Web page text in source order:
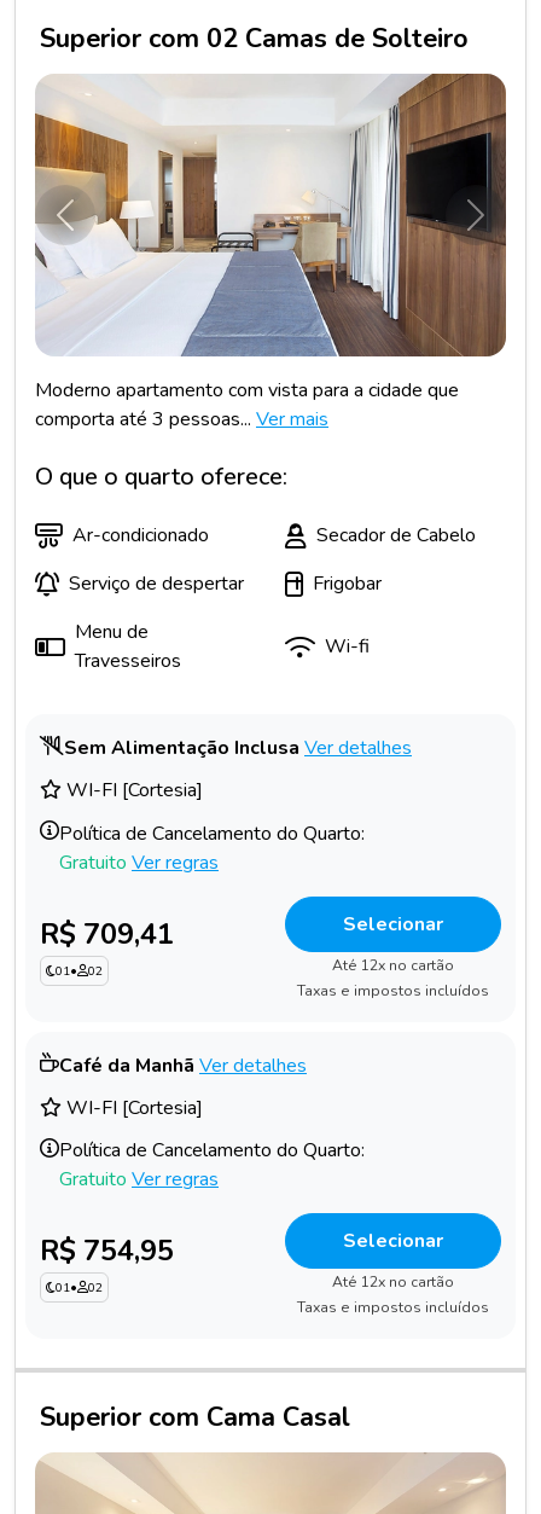
Superior com 02 Camas de Solteiro
Anterior
Moderno apartamento com vista para a cidade que
comporta até 3 pessoas... Ver mais
O que o quarto oferece:
Ar-condicionado
Secador de Cabelo
Serviço de despertar
Frigobar
Menu de
Travesseiros
Wi-fi
Sem Alimentação Inclusa Ver detalhes
WI-FI [Cortesia]
Política de Cancelamento do Quarto:
Gratuito Ver regras
R$ 709,41
01• 02
Selecionar
Até 12x no cartão
Taxas e impostos incluídos
Café da Manhã Ver detalhes
WI-FI [Cortesia]
Política de Cancelamento do Quarto:
Gratuito Ver regras
R$ 754,95
01• 02
Selecionar
Até 12x no cartão
Taxas e impostos incluídos
Superior com Cama Casal